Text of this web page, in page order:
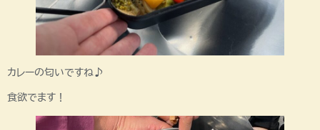
カレーの匂いですね♪
食欲でます！